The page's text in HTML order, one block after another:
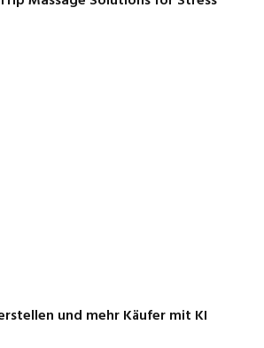
und mehr Käufer mit KI